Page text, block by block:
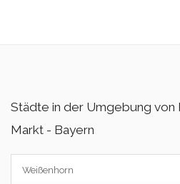
Städte in der Umgebung von
Markt - Bayern
Weißenhorn